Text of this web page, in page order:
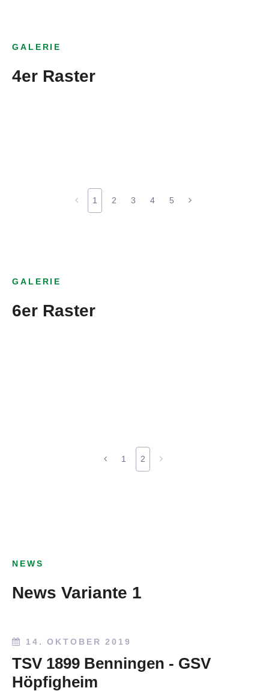
GALERIE
4er Raster
1 2 3 4 5
GALERIE
6er Raster
1 2
NEWS
News Variante 1
14. OKTOBER 2019
TSV 1899 Benningen - GSV
Höpfigheim